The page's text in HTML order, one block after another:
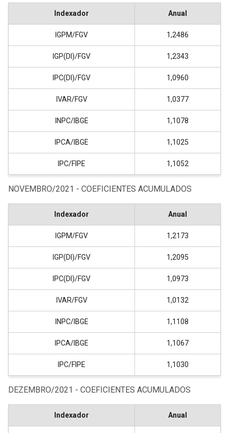
Indexador Anual
IGPM/FGV 1,2486
IGP(DI)/FGV 1,2343
IPC(DI)/FGV 1,0960
IVAR/FGV 1,0377
INPC/IBGE 1,1078
IPCA/IBGE 1,1025
IPC/FIPE 1,1052
NOVEMBRO/2021 - COEFICIENTES ACUMULADOS
Indexador Anual
IGPM/FGV 1,2173
IGP(DI)/FGV 1,2095
IPC(DI)/FGV 1,0973
IVAR/FGV 1,0132
INPC/IBGE 1,1108
IPCA/IBGE 1,1067
IPC/FIPE 1,1030
DEZEMBRO/2021 - COEFICIENTES ACUMULADOS
Indexador Anual